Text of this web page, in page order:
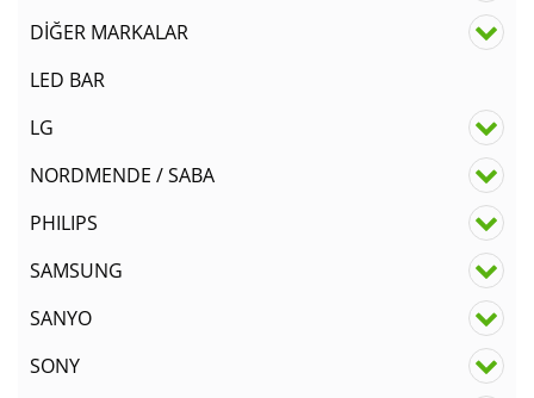
DİĞER MARKALAR
LED BAR
LG
NORDMENDE / SABA
PHILIPS
SAMSUNG
SANYO
SONY